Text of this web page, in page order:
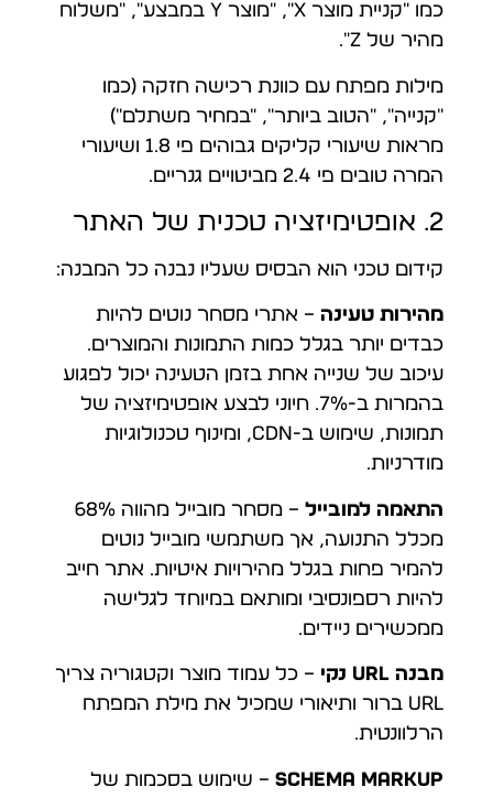
כמו "קניית מוצר X", "מוצר Y במבצע", "משלוח
מהיר של Z".
מילות מפתח עם כוונת רכישה חזקה (כמו
"קנייה", "הטוב ביותר", "במחיר משתלם")
מראות שיעורי קליקים גבוהים פי 1.8 ושיעורי
המרה טובים פי 2.4 מביטויים גנריים.
2. אופטימיזציה טכנית של האתר
קידום טכני הוא הבסיס שעליו נבנה כל המבנה:
מהירות טעינה – אתרי מסחר נוטים להיות
כבדים יותר בגלל כמות התמונות והמוצרים.
עיכוב של שנייה אחת בזמן הטעינה יכול לפגוע
בהמרות ב-7%. חיוני לבצע אופטימיזציה של
תמונות, שימוש ב-CDN, ומינוף טכנולוגיות
מודרניות.
התאמה למובייל
– מסחר מובייל מהווה 68%
מכלל התנועה, אך משתמשי מובייל נוטים
להמיר פחות בגלל מהירויות איטיות. אתר חייב
להיות רספונסיבי ומותאם במיוחד לגלישה
ממכשירים ניידים.
מבנה URL נקי
– כל עמוד מוצר וקטגוריה צריך
URL ברור ותיאורי שמכיל את מילת המפתח
הרלוונטית.
Schema Markup – שימוש בסכמות של